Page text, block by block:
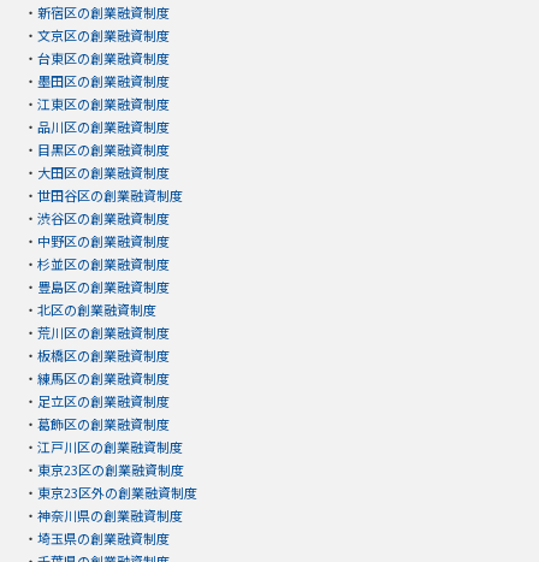
・ 新宿区の創業融資制度
・ 文京区の創業融資制度
・ 台東区の創業融資制度
・ 墨田区の創業融資制度
・ 江東区の創業融資制度
・ 品川区の創業融資制度
・ 目黒区の創業融資制度
・ 大田区の創業融資制度
・ 世田谷区の創業融資制度
・ 渋谷区の創業融資制度
・ 中野区の創業融資制度
・ 杉並区の創業融資制度
・ 豊島区の創業融資制度
・ 北区の創業融資制度
・ 荒川区の創業融資制度
・ 板橋区の創業融資制度
・ 練馬区の創業融資制度
・ 足立区の創業融資制度
・ 葛飾区の創業融資制度
・ 江戸川区の創業融資制度
・ 東京23区の創業融資制度
・ 東京23区外の創業融資制度
・ 神奈川県の創業融資制度
・ 埼玉県の創業融資制度